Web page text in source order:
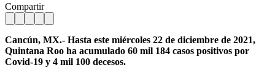
Compartir
Cancún, MX.- Hasta este miércoles 22 de diciembre de 2021,
Quintana Roo ha acumulado 60 mil 184 casos positivos por
Covid-19 y 4 mil 100 decesos.